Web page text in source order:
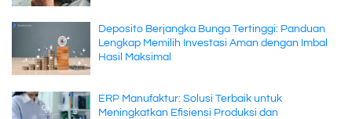
Deposito Berjangka Bunga Tertinggi: Panduan
Lengkap Memilih Investasi Aman dengan Imbal
Hasil Maksimal
ERP Manufaktur: Solusi Terbaik untuk
Meningkatkan Efisiensi Produksi dan